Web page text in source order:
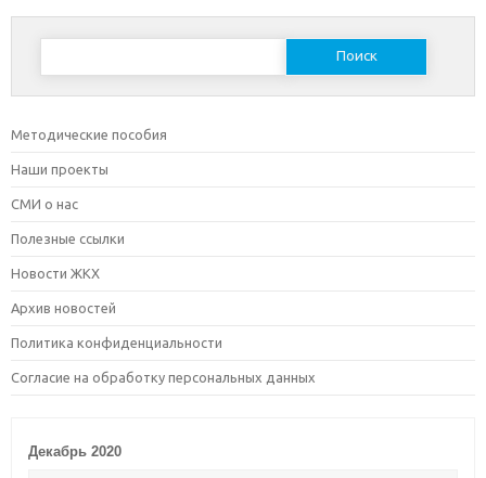
Найти:
Методические пособия
Наши проекты
СМИ о нас
Полезные ссылки
Новости ЖКХ
Архив новостей
Политика конфиденциальности
Согласие на обработку персональных данных
Декабрь 2020